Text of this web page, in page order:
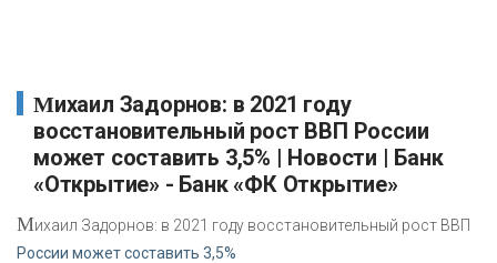
Михаил Задорнов: в 2021 году
восстановительный рост ВВП России
может составить 3,5% | Новости | Банк
«Открытие» - Банк «ФК Открытие»
Михаил Задорнов: в 2021 году восстановительный рост ВВП
России может составить 3,5%